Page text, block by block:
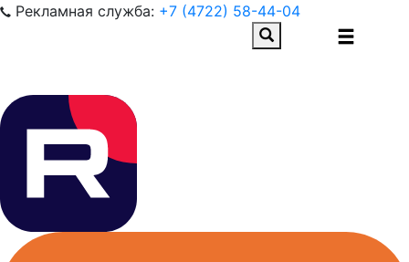
Рекламная служба: +7 (4722) 58-44-04